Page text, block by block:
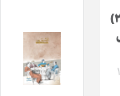
قیسا شعرلر (۲۷)